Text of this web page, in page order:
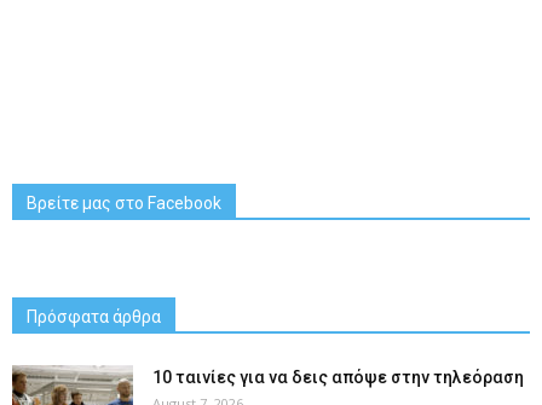
Βρείτε μας στο Facebook
Πρόσφατα άρθρα
10 ταινίες για να δεις απόψε στην τηλεόραση